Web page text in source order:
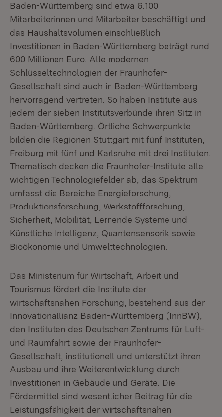
Baden-Württemberg sind etwa 6.100
Mitarbeiterinnen und Mitarbeiter beschäftigt und
das Haushaltsvolumen einschließlich
Investitionen in Baden-Württemberg beträgt rund
600 Millionen Euro. Alle modernen
Schlüsseltechnologien der Fraunhofer-
Gesellschaft sind auch in Baden-Württemberg
hervorragend vertreten. So haben Institute aus
jedem der sieben Institutsverbünde ihren Sitz in
Baden-Württemberg. Örtliche Schwerpunkte
bilden die Regionen Stuttgart mit fünf Instituten,
Freiburg mit fünf und Karlsruhe mit drei Instituten.
Thematisch decken die Fraunhofer-Institute alle
wichtigen Technologiefelder ab, das Spektrum
umfasst die Bereiche Energieforschung,
Produktionsforschung, Werkstoffforschung,
Sicherheit, Mobilität, Lernende Systeme und
Künstliche Intelligenz, Quantensensorik sowie
Bioökonomie und Umwelttechnologien.
Das Ministerium für Wirtschaft, Arbeit und
Tourismus fördert die Institute der
wirtschaftsnahen Forschung, bestehend aus der
Innovationallianz Baden-Württemberg (InnBW),
den Instituten des Deutschen Zentrums für Luft-
und Raumfahrt sowie der Fraunhofer-
Gesellschaft, institutionell und unterstützt ihren
Ausbau und ihre Weiterentwicklung durch
Investitionen in Gebäude und Geräte. Die
Fördermittel sind wesentlicher Beitrag für die
Leistungsfähigkeit der wirtschaftsnahen